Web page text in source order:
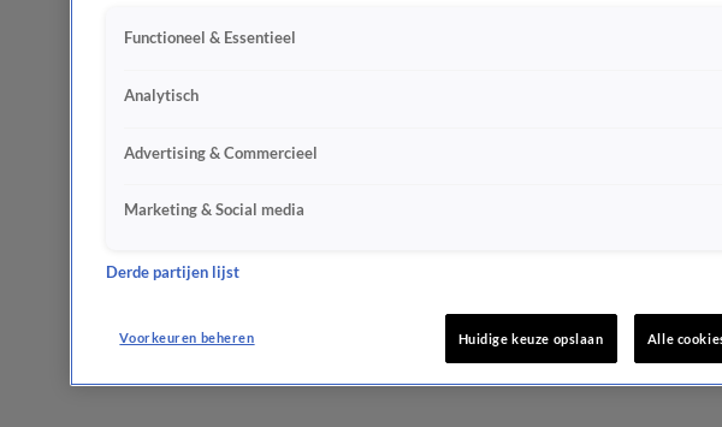
Functioneel & Essentieel
Analytisch
Advertising & Commercieel
Marketing & Social media
Derde partijen lijst
Voorkeuren beheren Huidige keuze opslaan Alle